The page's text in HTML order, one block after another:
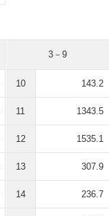
3－9
10 143.2
11 1343.5
12 1535.1
13 307.9
14 236.7